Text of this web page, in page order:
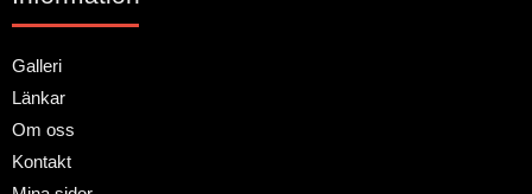
Galleri
Länkar
Om oss
Kontakt